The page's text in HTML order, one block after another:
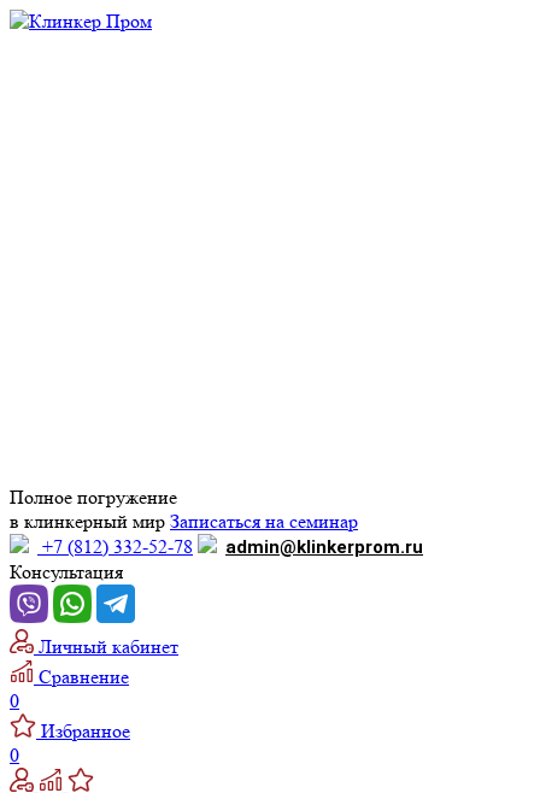
Полное погружение
в клинкерный мир Записаться на семинар
+7 (812) 332-52-78
admin@klinkerprom.ru
Консультация
Личный кабинет
Сравнение
0
Избранное
0